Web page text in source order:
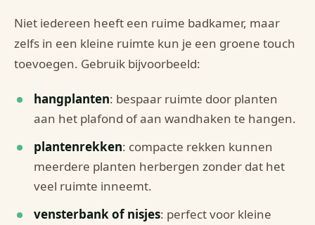
Niet iedereen heeft een ruime badkamer, maar
zelfs in een kleine ruimte kun je een groene touch
toevoegen. Gebruik bijvoorbeeld:
hangplanten: bespaar ruimte door planten
aan het plafond of aan wandhaken te hangen.
plantenrekken: compacte rekken kunnen
meerdere planten herbergen zonder dat het
veel ruimte inneemt.
vensterbank of nisjes: perfect voor kleine